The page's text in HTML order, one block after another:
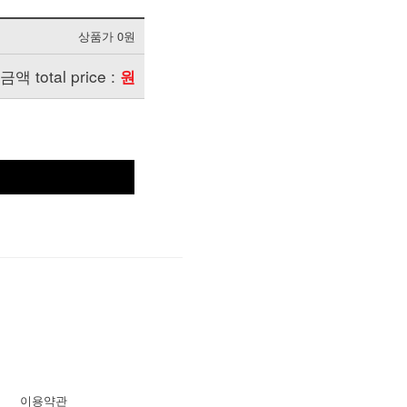
상품가 0원
액 total price : 원
이용약관